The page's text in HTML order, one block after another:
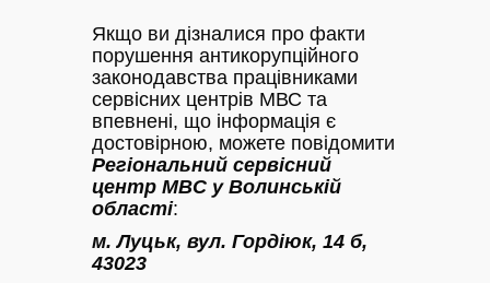
Якщо ви дізналися про факти
порушення антикорупційного
законодавства працівниками
сервісних центрів МВС та
впевнені, що інформація є
достовірною, можете повідомити
Регіональний сервісний
центр МВС у Волинській
області:
м. Луцьк, вул. Гордіюк, 14 б,
43023